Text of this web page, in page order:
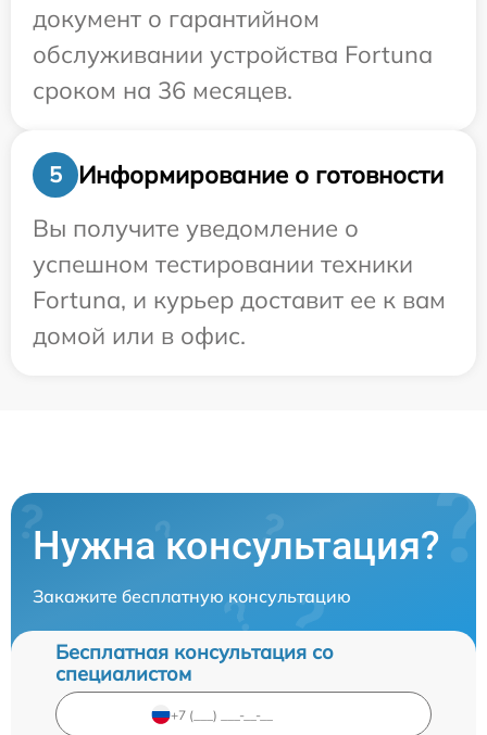
документ о гарантийном
обслуживании устройства Fortuna
сроком на 36 месяцев.
5
Информирование о готовности
Вы получите уведомление о
успешном тестировании техники
Fortuna, и курьер доставит ее к вам
домой или в офис.
Нужна консультация?
Закажите бесплатную консультацию
Бесплатная консультация со
специалистом